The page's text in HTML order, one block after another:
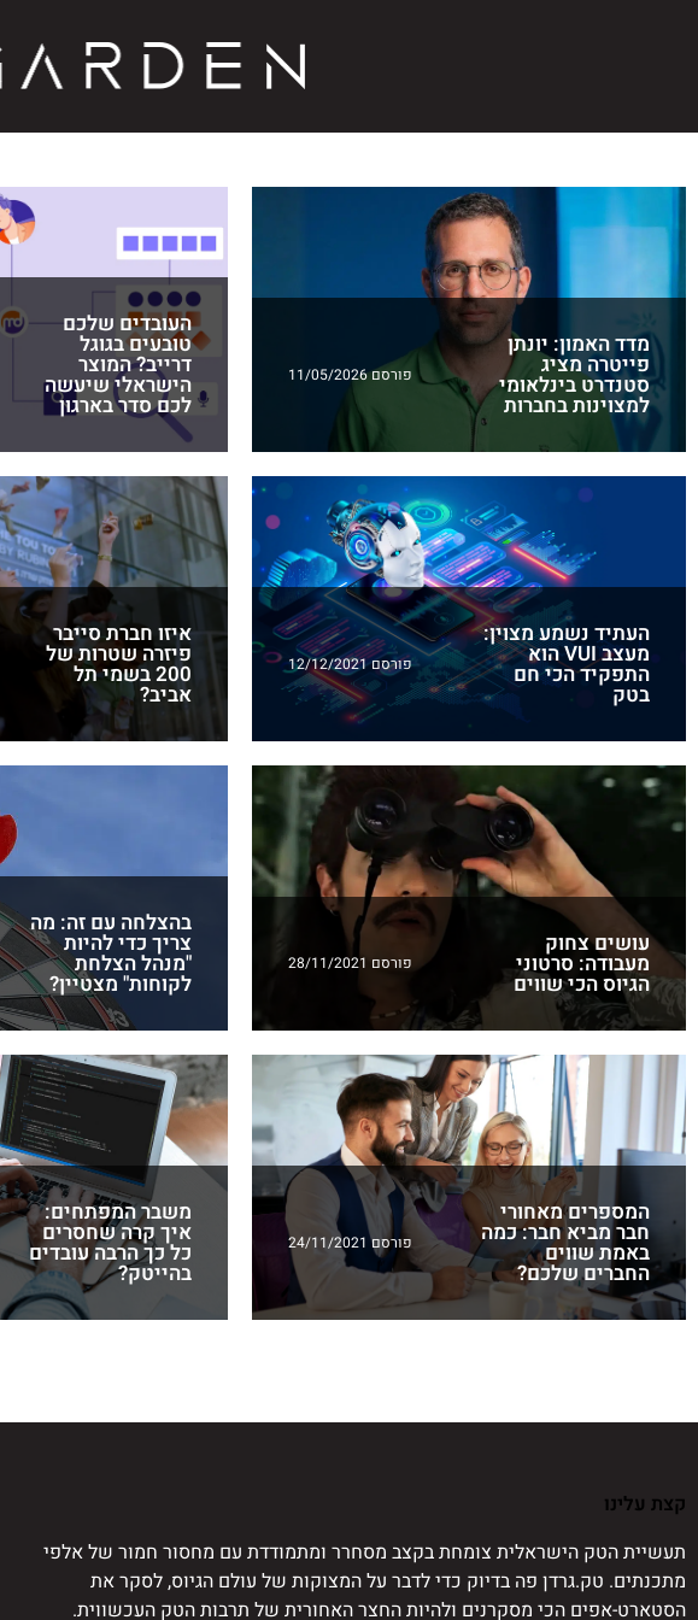
מדד האמון: יונתן
פייטרה מציג
סטנדרט בינלאומי
למצוינות בחברות
פורסם 11/05/2026
העובדים שלכם
טובעים בגוגל
דרייב? המוצר
הישראלי שיעשה
לכם סדר בארגון
העתיד נשמע מצוין:
מעצב VUI הוא
התפקיד הכי חם
בטק
פורסם 12/12/2021
איזו חברת סייבר
פיזרה שטרות של
200 בשמי תל
אביב?
עושים צחוק
מעבודה: סרטוני
הגיוס הכי שווים
פורסם 28/11/2021
בהצלחה עם זה: מה
צריך כדי להיות
"מנהל הצלחת
לקוחות" מצטיין?
המספרים מאחורי
חבר מביא חבר: כמה
באמת שווים
החברים שלכם?
פורסם 24/11/2021
משבר המפתחים:
איך קרה שחסרים
כל כך הרבה עובדים
בהייטק?
קצת עלינו
תעשיית הטק הישראלית צומחת בקצב מסחרר ומתמודדת עם מחסור חמור של אלפי
מתכנתים. טק.גרדן פה בדיוק כדי לדבר על המצוקות של עולם הגיוס, לסקר את
הסטארט-אפים הכי מסקרנים ולהיות החצר האחורית של תרבות הטק העכשווית.